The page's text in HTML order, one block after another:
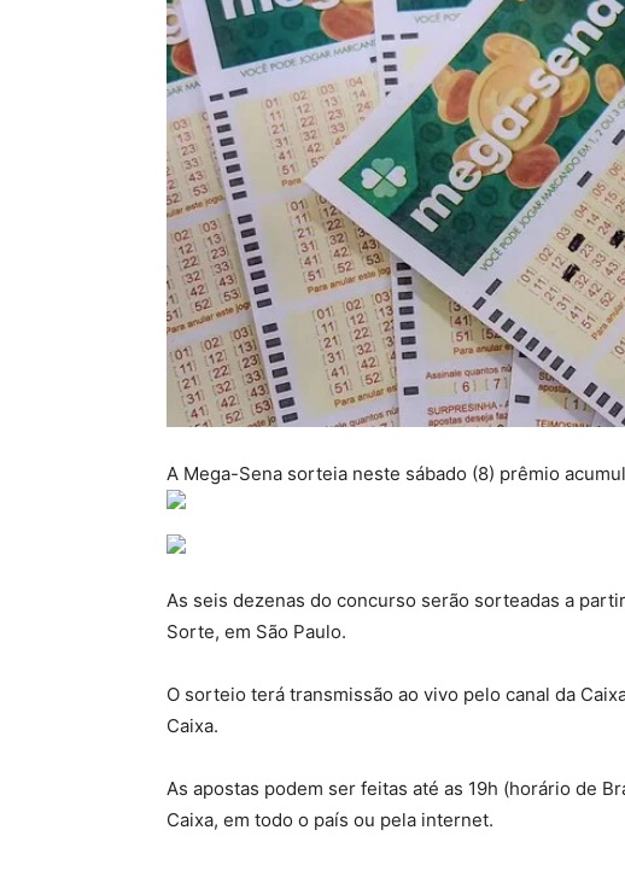
A Mega-Sena sorteia neste sábado (8) prêmio
As seis dezenas do concurso serão sorteadas a
Sorte, em São Paulo.
O sorteio terá transmissão ao vivo pelo canal da
Caixa.
As apostas podem ser feitas até as 19h (horário de
Caixa, em todo o país ou pela internet.